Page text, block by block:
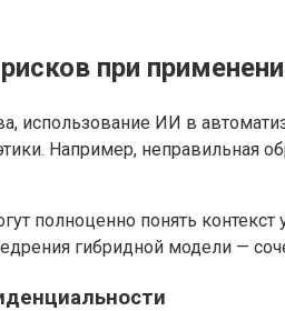
при
использование ИИ в
Например,
полноценно понять
гибридной модели —